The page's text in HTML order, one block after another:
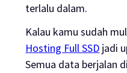
terlalu dalam.
Kalau kamu sudah
Hosting Full SSD jadi
Semua data berjalan